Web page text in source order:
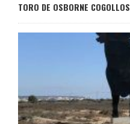
TORO DE OSBORNE COGOLLOS